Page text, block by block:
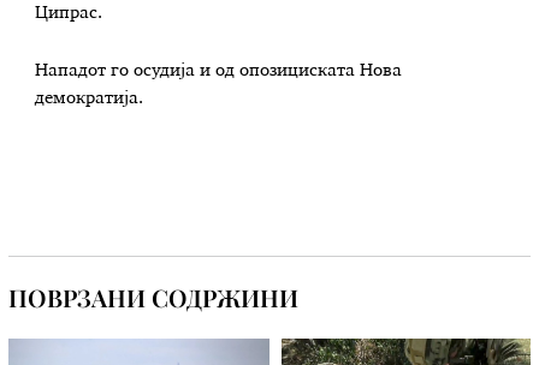
Ципрас.
Нападот го осудија и од опозициската Нова
демократија.
ПОВРЗАНИ СОДРЖИНИ